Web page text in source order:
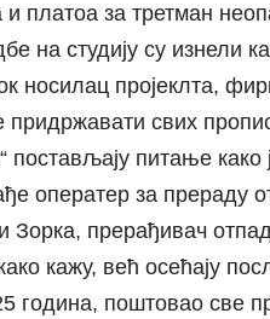
платоа за третман
на студију су изнели
носилац пројеклта,
свих
питање како
оператер за прераду
Зорка, прерађивач
кажу, већ осећају
година, поштовао све